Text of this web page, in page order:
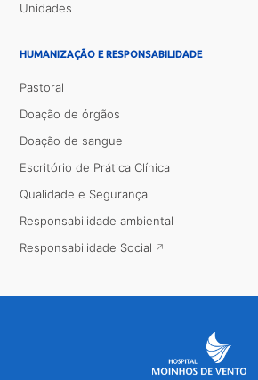
Unidades
HUMANIZAÇÃO E RESPONSABILIDADE
Pastoral
Doação de órgãos
Doação de sangue
Escritório de Prática Clínica
Qualidade e Segurança
Responsabilidade ambiental
Responsabilidade Social